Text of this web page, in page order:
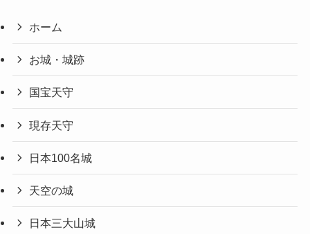
ホーム
お城・城跡
国宝天守
現存天守
日本100名城
天空の城
日本三大山城